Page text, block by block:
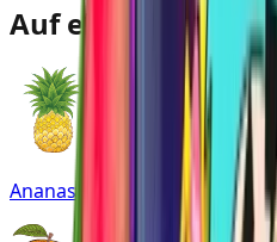
Auf einen Blick
Ananas